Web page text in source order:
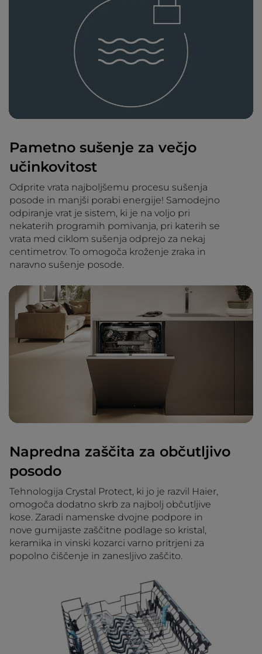
Pametno sušenje za večjo
učinkovitost
Odprite vrata najboljšemu procesu sušenja
posode in manjši porabi energije! Samodejno
odpiranje vrat je sistem, ki je na voljo pri
nekaterih programih pomivanja, pri katerih se
vrata med ciklom sušenja odprejo za nekaj
centimetrov. To omogoča kroženje zraka in
naravno sušenje posode.
Napredna zaščita za občutljivo
posodo
Tehnologija Crystal Protect, ki jo je razvil Haier,
omogoča dodatno skrb za najbolj občutljive
kose. Zaradi namenske dvojne podpore in
nove gumijaste zaščitne podlage so kristal,
keramika in vinski kozarci varno pritrjeni za
popolno čiščenje in zanesljivo zaščito.